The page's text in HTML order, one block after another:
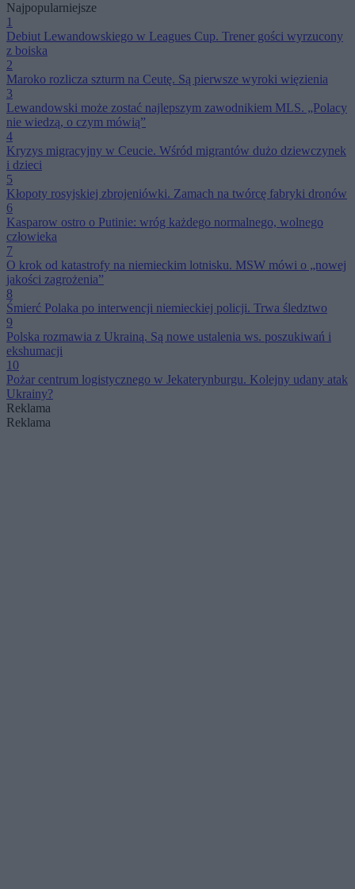
Najpopularniejsze
1
Debiut Lewandowskiego w Leagues Cup. Trener gości wyrzucony
z boiska
2
Maroko rozlicza szturm na Ceutę. Są pierwsze wyroki więzienia
3
Lewandowski może zostać najlepszym zawodnikiem MLS. „Polacy
nie wiedzą, o czym mówią”
4
Kryzys migracyjny w Ceucie. Wśród migrantów dużo dziewczynek
i dzieci
5
Kłopoty rosyjskiej zbrojeniówki. Zamach na twórcę fabryki dronów
6
Kasparow ostro o Putinie: wróg każdego normalnego, wolnego
człowieka
7
O krok od katastrofy na niemieckim lotnisku. MSW mówi o „nowej
jakości zagrożenia”
8
Śmierć Polaka po interwencji niemieckiej policji. Trwa śledztwo
9
Polska rozmawia z Ukrainą. Są nowe ustalenia ws. poszukiwań i
ekshumacji
10
Pożar centrum logistycznego w Jekaterynburgu. Kolejny udany atak
Ukrainy?
Reklama
Reklama